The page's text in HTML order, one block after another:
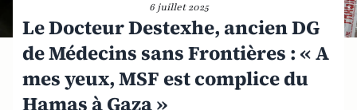
6 juillet 2025
Le Docteur Destexhe, ancien DG
de Médecins sans Frontières : « A
mes yeux, MSF est complice du
Hamas à Gaza »